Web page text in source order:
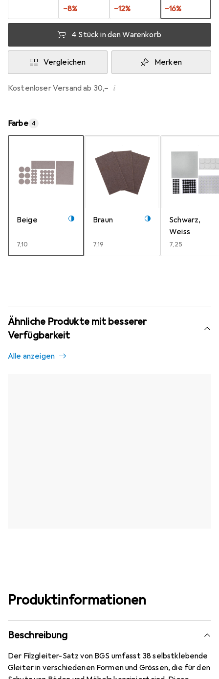
−8% −12% −16%
4 Stück in den Warenkorb
Vergleichen Merken
Kostenloser Versand ab 30,– i
Farbe 4
Beige
EUR
7,10
Braun
EUR
7,19
Schwarz,
Weiss
EUR
7,25
Ähnliche Produkte mit besserer
Verfügbarkeit
Alle anzeigen
Produktinformationen
Beschreibung
Der Filzgleiter-Satz von BGS umfasst 38 selbstklebende
Gleiter in verschiedenen Formen und Grössen, die für den